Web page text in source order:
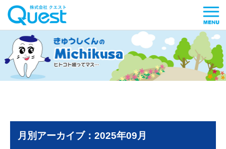
月別アーカイブ：2025年09月